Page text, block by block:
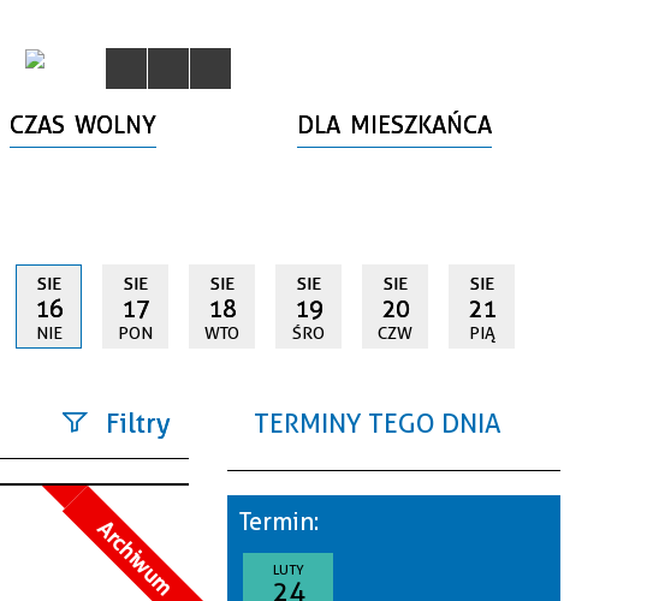
CZAS WOLNY DLA MIESZKAŃCA
SIE
16
NIE
SIE
17
PON
SIE
18
WTO
SIE
19
ŚRO
SIE
20
CZW
SIE
21
PIĄ
Filtry
Szukana fraza
Kategoria
Archiwum
TERMINY TEGO DNIA
Termin:
LUTY
24